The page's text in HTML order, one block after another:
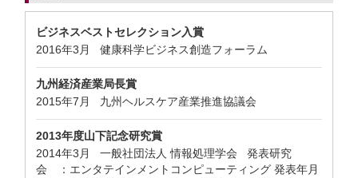
ビジネスベストセレクション入賞
2016年3月 健康科学ビジネス創造フォーラム
九州経済産業局長賞
2015年7月 九州ヘルスケア産業推進協議会
2013年度山下記念研究賞
2014年3月 一般社団法人 情報処理学会 発表研究
会 ：エンタテインメントコンピューティング 発表年月